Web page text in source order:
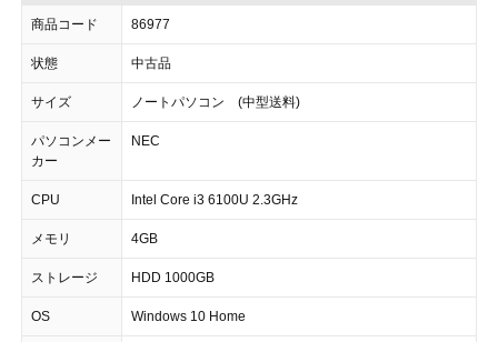
商品コード 86977
状態 中古品
サイズ ノートパソコン (中型送料)
パソコンメー
カー
NEC
CPU Intel Core i3 6100U 2.3GHz
メモリ 4GB
ストレージ HDD 1000GB
OS Windows 10 Home